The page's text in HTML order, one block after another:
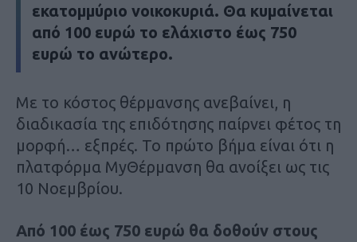
εκατομμύριο νοικοκυριά. Θα κυμαίνεται
από 100 ευρώ το ελάχιστο έως 750
ευρώ το ανώτερο.
Με το κόστος θέρμανσης ανεβαίνει, η
διαδικασία της επιδότησης παίρνει φέτος τη
μορφή… εξπρές. Το πρώτο βήμα είναι ότι η
πλατφόρμα MyΘέρμανση θα ανοίξει ως τις
10 Νοεμβρίου.
Από 100 έως 750 ευρώ θα δοθούν στους